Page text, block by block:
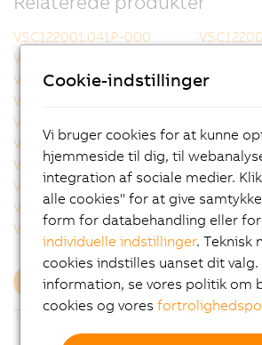
VSC122001.041P-000
VSC122001.051P-000
VSC122002.041P-000
VSC122002.141P-000
VSC122004.031P-000
VSC122004.051P-000
VSC122005.053P-000
VSC122005.07BP-000
VSC122812.021P-000
VSC122821.032P-000
Indlæs mere
Tilbage til listen
Cookie-indstillinger
Vi bruger cookies for at kunne
hjemmeside til dig, til
integration af sociale medier.
alle cookies" for at give
form for databehandling eller
individuelle indstillinger. Teknisk
cookies indstilles uanset dit valg.
information, se vores politik om
cookies og vores